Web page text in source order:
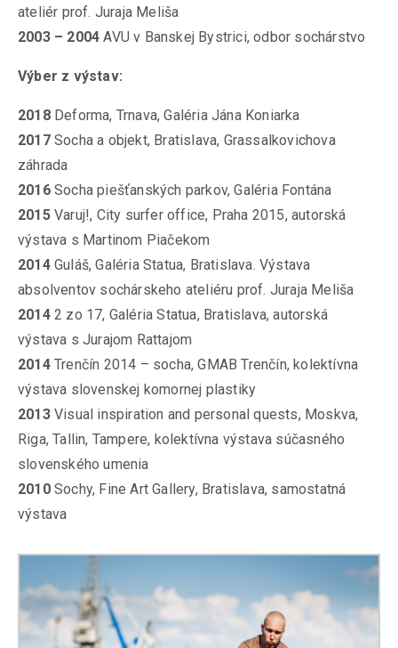
ateliér prof. Juraja Meliša
2003 – 2004 AVU v Banskej Bystrici, odbor sochárstvo
Výber z výstav:
2018Deforma, Trnava, Galéria Jána Koniarka
2017Socha a objekt, Bratislava, Grassalkovichova
záhrada
2016Socha piešťanských parkov, Galéria Fontána
2015Varuj!, City surfer office, Praha 2015, autorská
výstava s Martinom Piačekom
2014Guláš, Galéria Statua, Bratislava. Výstava
absolventov sochárskeho ateliéru prof. Juraja Meliša
20142 zo 17, Galéria Statua, Bratislava, autorská
výstava s Jurajom Rattajom
2014Trenčín 2014 – socha, GMAB Trenčín, kolektívna
výstava slovenskej komornej plastiky
2013Visual inspiration and personal quests, Moskva,
Riga, Tallin, Tampere, kolektívna výstava súčasného
slovenského umenia
2010Sochy, Fine Art Gallery, Bratislava, samostatná
výstava